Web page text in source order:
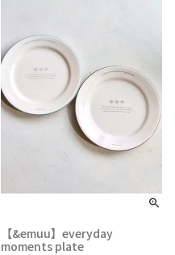
【&emuu】everyday
moments plate